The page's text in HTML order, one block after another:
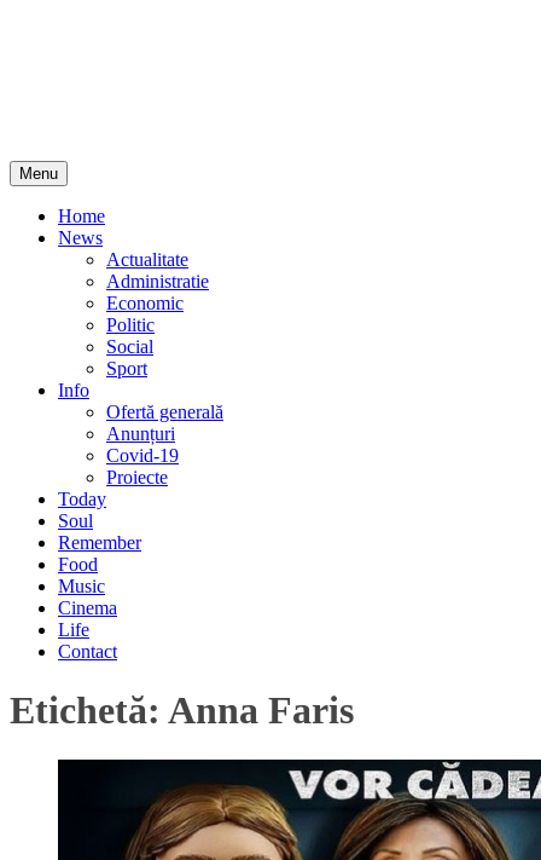
Menu Skip
to
content
Home
News
Actualitate
Administratie
Economic
Politic
Social
Sport
Info
Ofertă generală
Anunțuri
Covid-19
Proiecte
Today
Soul
Remember
Food
Music
Cinema
Life
Contact
Etichetă: Anna Faris